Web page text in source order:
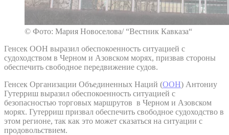
© Фото: Мария Новоселова/ “Вестник Кавказа“
Генсек ООН выразил обеспокоенность ситуацией с
судоходством в Черном и Азовском морях, призвав стороны
обеспечить свободное передвижение судов.
Генсек Организации Объединенных Наций (ООН) Антониу
Гутерриш выразил обеспокоенность ситуацией с
безопасностью торговых маршрутов в Черном и Азовском
морях. Гутерриш призвал обеспечить свободное судоходство в
этом регионе, так как это может сказаться на ситуации с
продовольствием.